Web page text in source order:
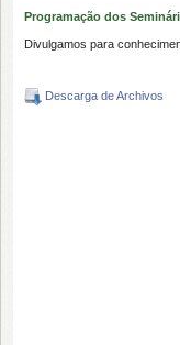
Programação dos
Divulgamos para
Descarga de Archivos